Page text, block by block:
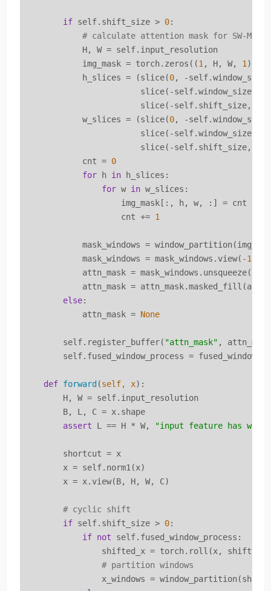
if self.shift_size > 0:
# calculate attention mask for SW-MSA
            H, W = self.input_resolution
            img_mask = torch.zeros((
1 , H, W, 1 ))
            h_slices = (slice(
0, -
slice(-self.window_size, -
                        slice(-self.shift_size,
            w_slices = (slice(
0, -
slice(-self.window_size, -
                        slice(-self.shift_size,
            cnt =
0
for h in h_slices:
for w in w_slices:
                    img_mask[:, h, w, :] = cnt
                    cnt +=
1
mask_windows =
            mask_windows = mask_windows.view(
-1
            attn_mask = mask_windows.unsqueeze(
attn_mask =
else:
            attn_mask =
None
        self.register_buffer(
"attn_mask" ,
self.fused_window_process =
def forward (self, x):
        H, W = self.input_resolution
        B, L, C = x.shape
assert L == H * W, "input feature has
        shortcut = x
        x = self.norm1(x)
        x = x.view(B, H, W, C)
# cyclic shift
if self.shift_size > 0:
if not self.fused_window_process:
shifted_x = torch.roll(x,
# partition windows
x_windows =